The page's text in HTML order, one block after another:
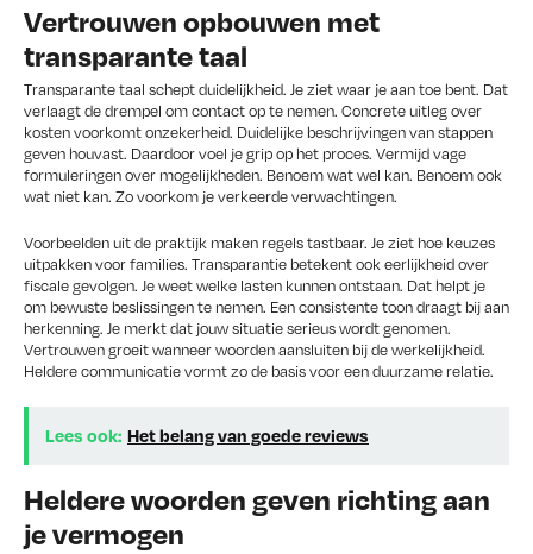
Vertrouwen opbouwen met
transparante taal
Transparante taal schept duidelijkheid. Je ziet waar je aan toe bent. Dat
verlaagt de drempel om contact op te nemen. Concrete uitleg over
kosten voorkomt onzekerheid. Duidelijke beschrijvingen van stappen
geven houvast. Daardoor voel je grip op het proces. Vermijd vage
formuleringen over mogelijkheden. Benoem wat wel kan. Benoem ook
wat niet kan. Zo voorkom je verkeerde verwachtingen.
Voorbeelden uit de praktijk maken regels tastbaar. Je ziet hoe keuzes
uitpakken voor families. Transparantie betekent ook eerlijkheid over
fiscale gevolgen. Je weet welke lasten kunnen ontstaan. Dat helpt je
om bewuste beslissingen te nemen. Een consistente toon draagt bij aan
herkenning. Je merkt dat jouw situatie serieus wordt genomen.
Vertrouwen groeit wanneer woorden aansluiten bij de werkelijkheid.
Heldere communicatie vormt zo de basis voor een duurzame relatie.
Lees ook: Het belang van goede reviews
Heldere woorden geven richting aan
je vermogen